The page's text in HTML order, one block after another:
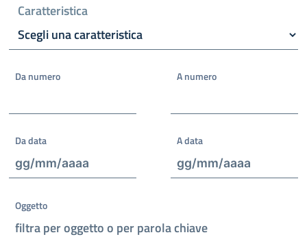
Caratteristica
Da numero A numero
Da data A data
Oggetto